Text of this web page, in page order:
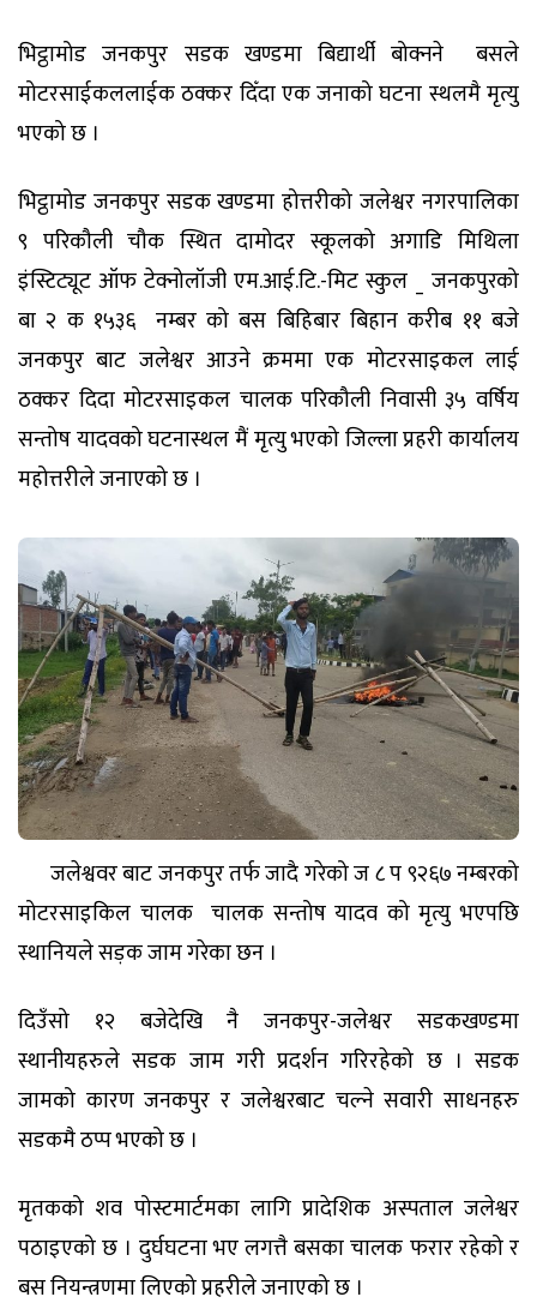
भिट्ठामोड जनकपुर सडक खण्डमा बिद्यार्थी बोक्नने बसले
मोटरसाईकललाईक ठक्कर दिँदा एक जनाको घटना स्थलमै मृत्यु
भएको छ ।
भिट्ठामोड जनकपुर सडक खण्डमा होत्तरीको जलेश्वर नगरपालिका
९ परिकौली चौक स्थित दामोदर स्कूलको अगाडि मिथिला
इंस्टिट्यूट ऑफ टेक्नोलॉजी एम.आई.टि.-मिट स्कुल _ जनकपुरको
बा २ क १५३६ नम्बर को बस बिहिबार बिहान करीब ११ बजे
जनकपुर बाट जलेश्वर आउने क्रममा एक मोटरसाइकल लाई
ठक्कर दिदा मोटरसाइकल चालक परिकौली निवासी ३५ वर्षिय
सन्तोष यादवको घटनास्थल मैं मृत्यु भएको जिल्ला प्रहरी कार्यालय
महोत्तरीले जनाएको छ ।
जलेश्ववर बाट जनकपुर तर्फ जादै गरेको ज ८ प ९२६७ नम्बरको
मोटरसाइकिल चालक चालक सन्तोष यादव को मृत्यु भएपछि
स्थानियले सड़क जाम गरेका छन ।
दिउँसो १२ बजेदेखि नै जनकपुर-जलेश्वर सडकखण्डमा
स्थानीयहरुले सडक जाम गरी प्रदर्शन गरिरहेको छ । सडक
जामको कारण जनकपुर र जलेश्वरबाट चल्ने सवारी साधनहरु
सडकमै ठप्प भएको छ ।
मृतकको शव पोस्टमार्टमका लागि प्रादेशिक अस्पताल जलेश्वर
पठाइएको छ । दुर्घघटना भए लगत्तै बसका चालक फरार रहेको र
बस नियन्त्रणमा लिएको प्रहरीले जनाएको छ ।